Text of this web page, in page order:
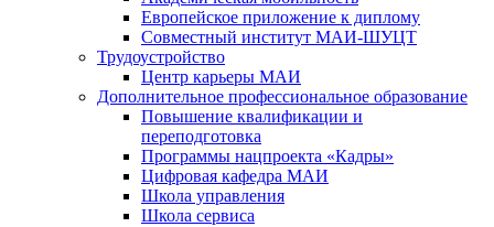
Европейское приложение к диплому
Совместный институт МАИ-ШУЦТ
Трудоустройство
Центр карьеры МАИ
Дополнительное профессиональное образование
Повышение квалификации и
переподготовка
Программы нацпроекта «Кадры»
Цифровая кафедра МАИ
Школа управления
Школа сервиса